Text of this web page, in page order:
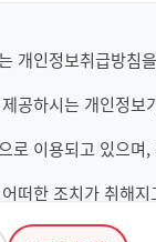
개인정보취급방침
공하시는 개인정보
로 이용되고 있으며
떠한 조치가 취해
.